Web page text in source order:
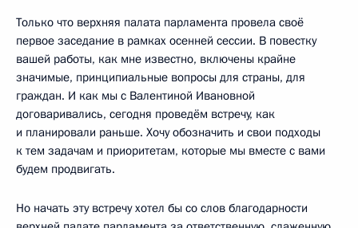
Только что верхняя палата парламента провела своё
первое заседание в рамках осенней сессии. В повестку
вашей работы, как мне известно, включены крайне
значимые, принципиальные вопросы для страны, для
граждан. И как мы с Валентиной Ивановной
договаривались, сегодня проведём встречу, как
и планировали раньше. Хочу обозначить и свои подходы
к тем задачам и приоритетам, которые мы вместе с вами
будем продвигать.
Но начать эту встречу хотел бы со слов благодарности